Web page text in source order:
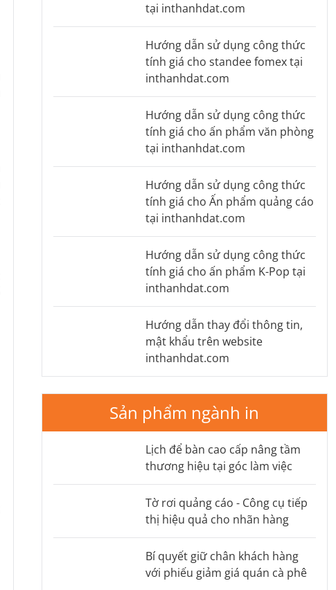
tại inthanhdat.com
Hướng dẫn sử dụng công thức
tính giá cho standee fomex tại
inthanhdat.com
Hướng dẫn sử dụng công thức
tính giá cho ấn phẩm văn phòng
tại inthanhdat.com
Hướng dẫn sử dụng công thức
tính giá cho Ấn phẩm quảng cáo
tại inthanhdat.com
Hướng dẫn sử dụng công thức
tính giá cho ấn phẩm K-Pop tại
inthanhdat.com
Hướng dẫn thay đổi thông tin,
mật khẩu trên website
inthanhdat.com
Sản phẩm ngành in
Lịch để bàn cao cấp nâng tầm
thương hiệu tại góc làm việc
Tờ rơi quảng cáo - Công cụ tiếp
thị hiệu quả cho nhãn hàng
Bí quyết giữ chân khách hàng
với phiếu giảm giá quán cà phê